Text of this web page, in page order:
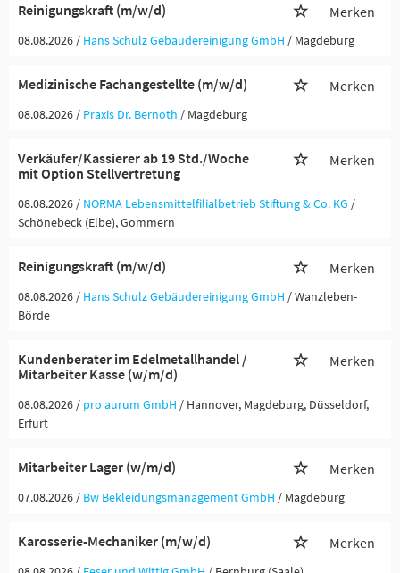
Reinigungskraft (m/w/d) Merken
08.08.2026 / Hans Schulz Gebäudereinigung GmbH / Magdeburg
Medizinische Fachangestellte (m/w/d) Merken
08.08.2026 / Praxis Dr. Bernoth / Magdeburg
Verkäufer/Kassierer ab 19 Std./Woche
mit Option Stellvertretung
Merken
08.08.2026 / NORMA Lebensmittelfilialbetrieb Stiftung & Co. KG /
Schönebeck (Elbe), Gommern
Reinigungskraft (m/w/d) Merken
08.08.2026 / Hans Schulz Gebäudereinigung GmbH / Wanzleben-
Börde
Kundenberater im Edelmetallhandel /
Mitarbeiter Kasse (w/m/d)
Merken
08.08.2026 / pro aurum GmbH / Hannover, Magdeburg, Düsseldorf,
Erfurt
Mitarbeiter Lager (w/m/d) Merken
07.08.2026 / Bw Bekleidungsmanagement GmbH / Magdeburg
Karosserie-Mechaniker (m/w/d) Merken